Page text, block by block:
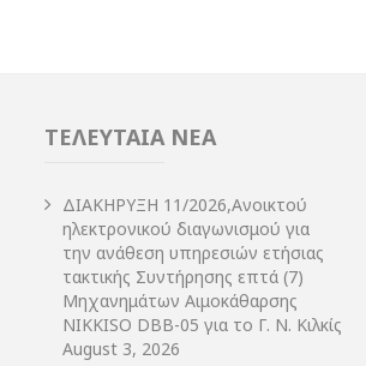
ΤΕΛΕΥΤΑΙΑ ΝΕΑ
ΔIΑΚΗΡΥΞΗ 11/2026,Ανοικτού
ηλεκτρονικού διαγωνισμού για
την ανάθεση υπηρεσιών ετήσιας
τακτικής Συντήρησης επτά (7)
Μηχανημάτων Αιμοκάθαρσης
NIKKISO DBB-05 για το Γ. Ν. Κιλκίς
August 3, 2026